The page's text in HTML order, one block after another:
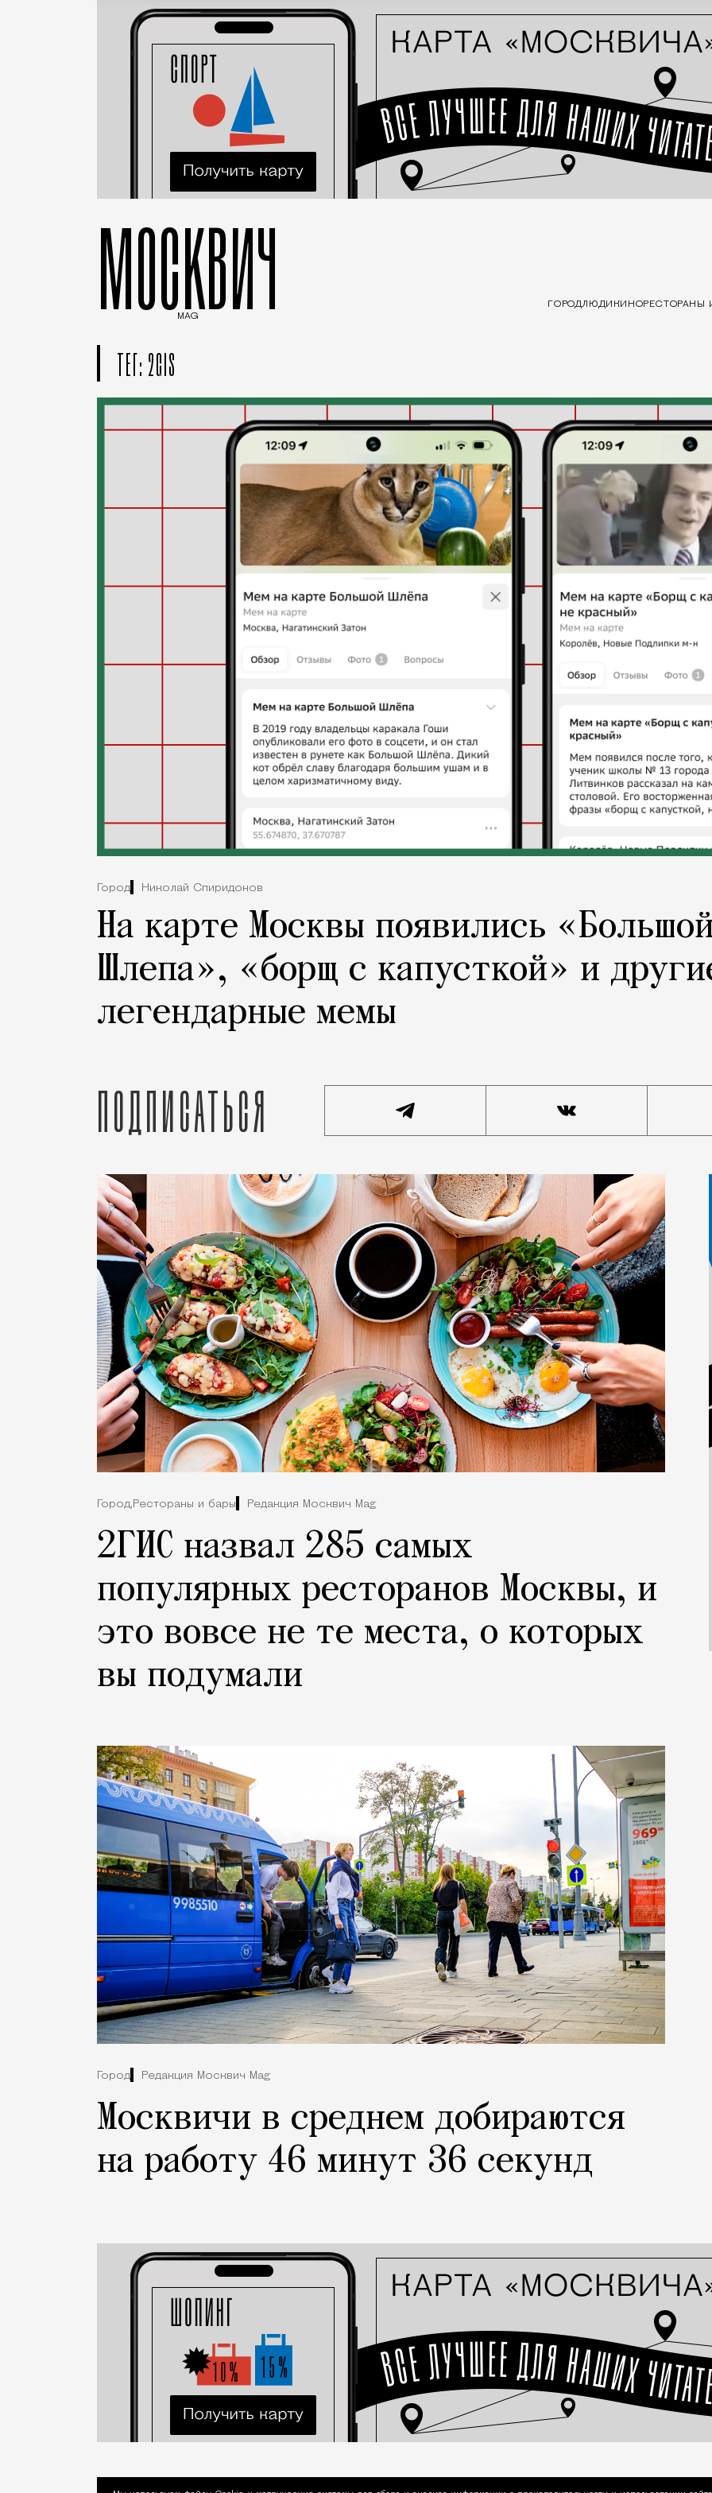
МОСКВИЧ
MAG
ГОРОДЛЮДИ КИНОРЕСТОРАНЫ
ТЕГ: 2GIS
Город Николай Спиридонов
На карте Москвы появились
Шлепа», «борщ с капусткой» и
легендарные мемы
Подписаться
Город, Рестораны и бары Редакция Москвич Mag
2ГИС назвал 285 самых
популярных ресторанов Москвы, и
это вовсе не те места, о которых
вы подумали
Город Редакция Москвич Mag
Москвичи в среднем добираются
на работу 46 минут 36 секунд